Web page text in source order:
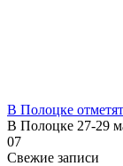
В Полоцке
В Полоцке 27-29
07
Свежие записи